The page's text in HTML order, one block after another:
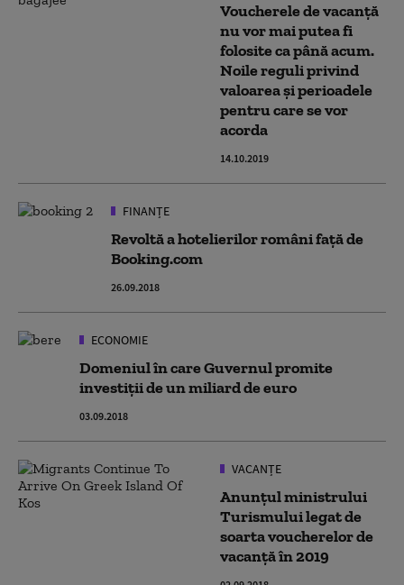
Voucherele de vacanţă
nu vor mai putea fi
folosite ca până acum.
Noile reguli privind
valoarea şi perioadele
pentru care se vor
acorda
14.10.2019
FINANȚE
Revoltă a hotelierilor români față de
Booking.com
26.09.2018
ECONOMIE
Domeniul în care Guvernul promite
investiții de un miliard de euro
03.09.2018
VACANȚE
Anunțul ministrului
Turismului legat de
soarta voucherelor de
vacanță în 2019